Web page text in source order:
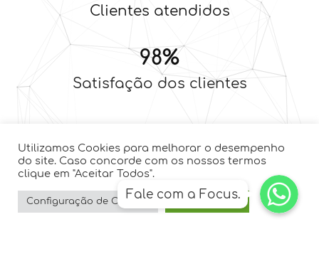
Clientes atendidos
98%
Satisfação dos clientes
Veja mais
Utilizamos Cookies para melhorar o desempenho
do site. Caso concorde com os nossos termos
clique em "Aceitar Todos".
Configuração de Cookies Aceitar Todos
WhatsApp
WhatsApp
WhatsApp
Fale com a Focus.